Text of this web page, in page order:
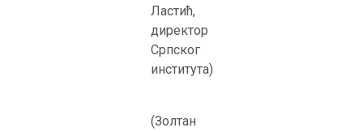
Ластић,
директор
Српског
института)
(Золтан